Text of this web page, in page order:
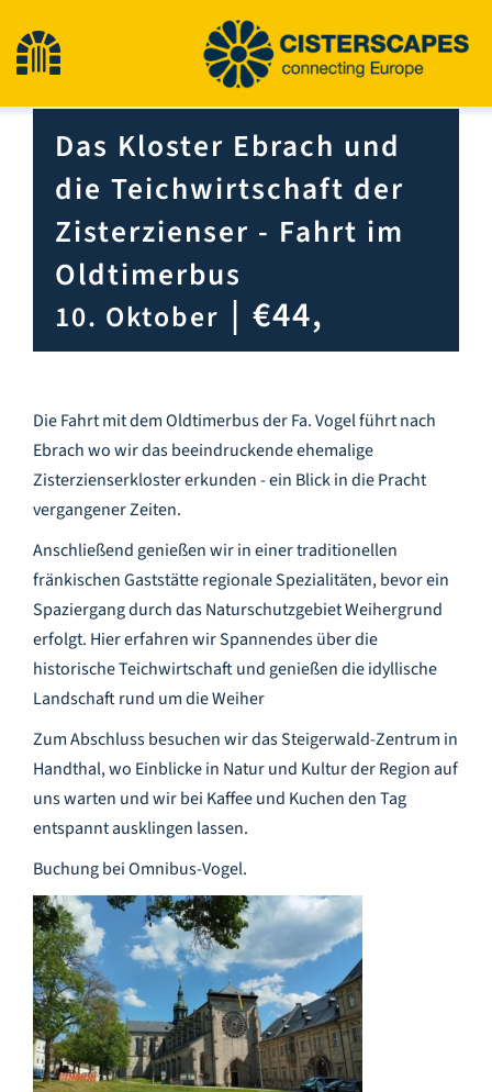
Inhalt
springen
Navigation
umschalten
Start
Wandern
Neuigkeiten
Veranstaltungen
Infozentrum
Downloads
Lernort
Leichte Sprache
Deutsch
Das Kloster Ebrach und
die Teichwirtschaft der
Zisterzienser - Fahrt im
Oldtimerbus
10. Oktober | €44,
Die Fahrt mit dem Oldtimerbus der Fa. Vogel führt nach
Ebrach wo wir das beeindruckende ehemalige
Zisterzienserkloster erkunden - ein Blick in die Pracht
vergangener Zeiten.
Anschließend genießen wir in einer traditionellen
fränkischen Gaststätte regionale Spezialitäten, bevor ein
Spaziergang durch das Naturschutzgebiet Weihergrund
erfolgt. Hier erfahren wir Spannendes über die
historische Teichwirtschaft und genießen die idyllische
Landschaft rund um die Weiher
Zum Abschluss besuchen wir das Steigerwald-Zentrum in
Handthal, wo Einblicke in Natur und Kultur der Region auf
uns warten und wir bei Kaffee und Kuchen den Tag
entspannt ausklingen lassen.
Buchung bei Omnibus-Vogel.